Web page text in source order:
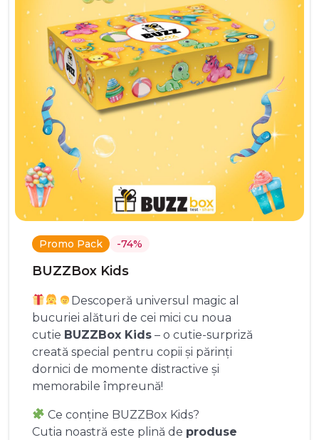
Promo Pack -74%
BUZZBox Kids
Descoperă universul magic al
bucuriei alături de cei mici cu noua
cutie BUZZBox Kids – o cutie-surpriză
creată special pentru copii și părinți
dornici de momente distractive și
memorabile împreună!
Ce conține BUZZBox Kids?
Cutia noastră este plină de produse